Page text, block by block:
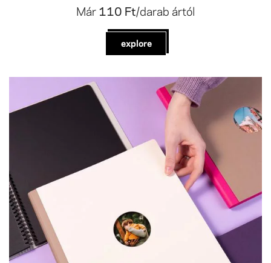
Már110 Ft/darab ártól
explore